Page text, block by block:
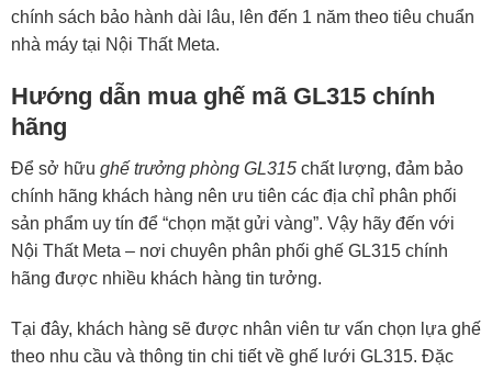
chính sách bảo hành dài lâu, lên đến 1 năm theo tiêu chuẩn
nhà máy tại Nội Thất Meta.
Hướng dẫn mua ghế mã GL315 chính
hãng
Để sở hữu ghế trưởng phòng GL315 chất lượng, đảm bảo
chính hãng khách hàng nên ưu tiên các địa chỉ phân phối
sản phẩm uy tín để “chọn mặt gửi vàng”. Vậy hãy đến với
Nội Thất Meta – nơi chuyên phân phối ghế GL315 chính
hãng được nhiều khách hàng tin tưởng.
Tại đây, khách hàng sẽ được nhân viên tư vấn chọn lựa ghế
theo nhu cầu và thông tin chi tiết về ghế lưới GL315. Đặc